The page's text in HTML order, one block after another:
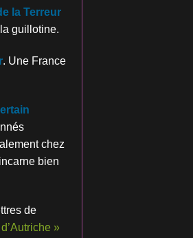
la Terreur
guillotine.
. Une France
chez
bien
de
»